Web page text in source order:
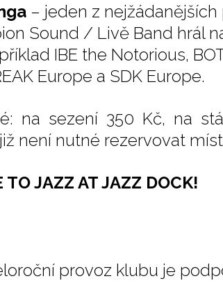
– jeden z nejžádanějších
Sound / Livě Band hrál
IBE the Notorious,
Europe a SDK Europe.
na sezení 350 Kč, na
není nutné rezervovat
TO JAZZ AT JAZZ DOCK!
provoz klubu je